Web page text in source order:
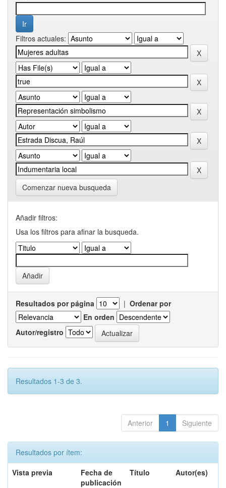
Filtros actuales:
Comenzar nueva busqueda
Añadir filtros:
Usa los filtros para afinar la busqueda.
Resultados por página | Ordenar por
En orden
Autor/registro
Resultados 1-3 de 3.
Anterior 1 Siguiente
Resultados por ítem:
Vista previa
Fecha de
publicación
Título Autor(es)